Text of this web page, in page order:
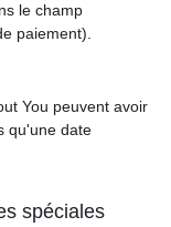
le champ
paiement).
You peuvent avoir
qu'une date
spéciales